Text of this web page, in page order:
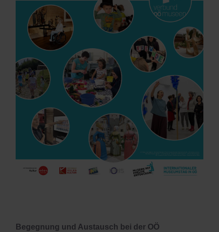
Begegnung und Austausch bei der OÖ